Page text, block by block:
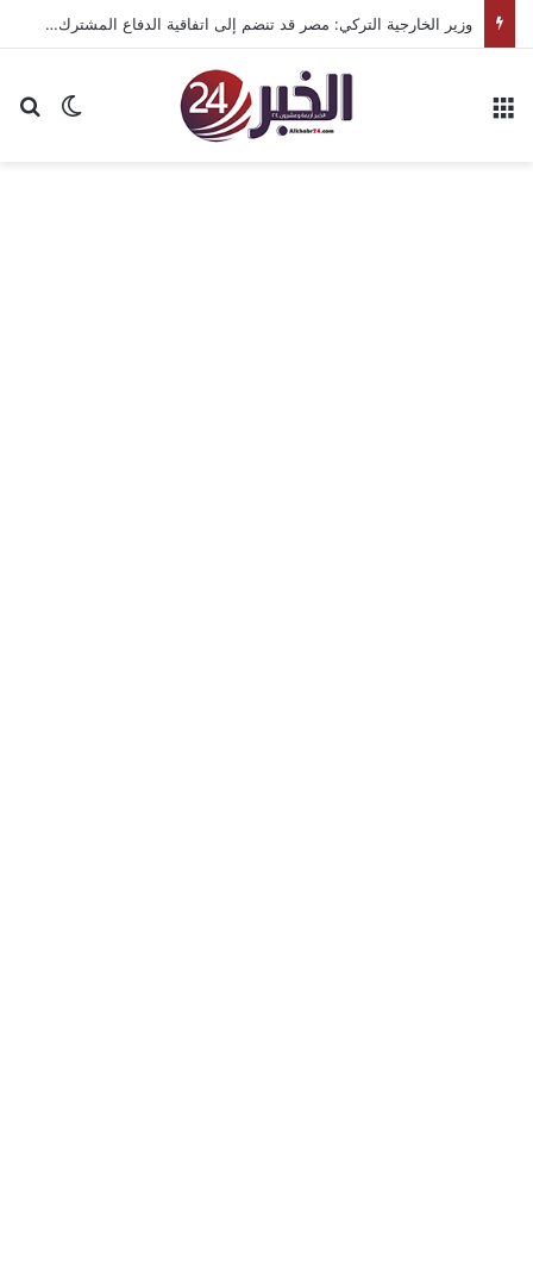
وزير الخارجية التركي: مصر قد تنضم إلى اتفاقية الدفاع المشترك مع تركيا والسعودية وباكستان
الوضع